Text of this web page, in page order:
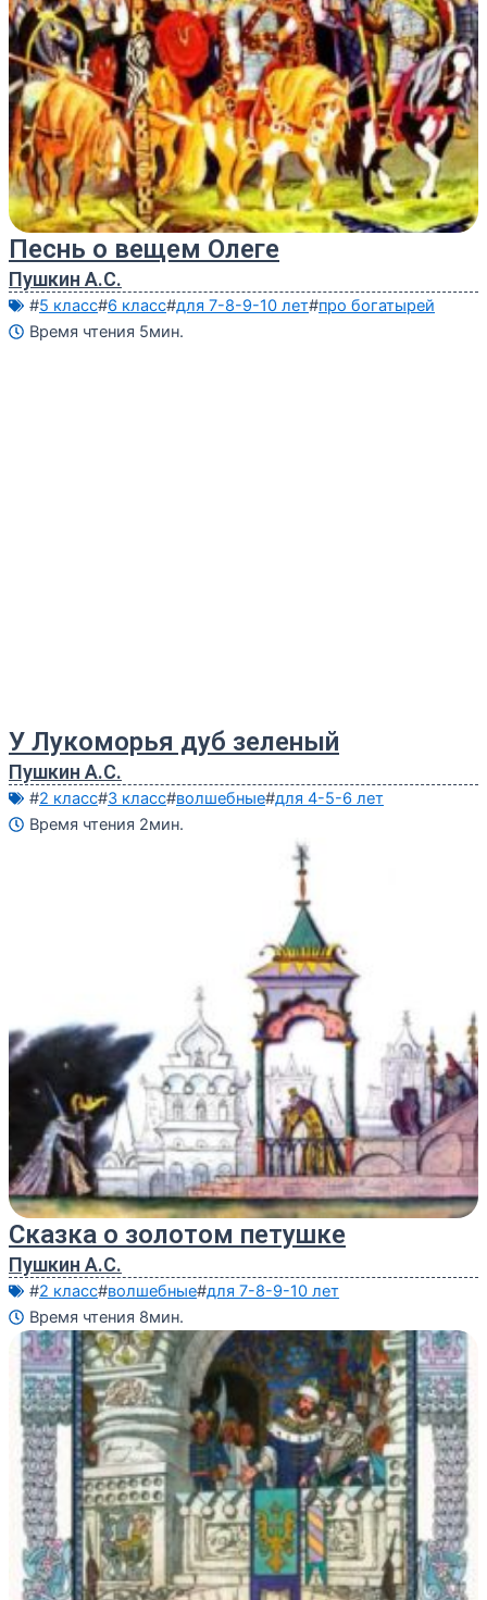
Песнь о вещем Олеге
Пушкин А.С.
#5 класс#6 класс#для 7-8-9-10 лет#про богатырей
Время чтения 5мин.
У Лукоморья дуб зеленый
Пушкин А.С.
#2 класс#3 класс#волшебные#для 4-5-6 лет
Время чтения 2мин.
Сказка о золотом петушке
Пушкин А.С.
#2 класс#волшебные#для 7-8-9-10 лет
Время чтения 8мин.